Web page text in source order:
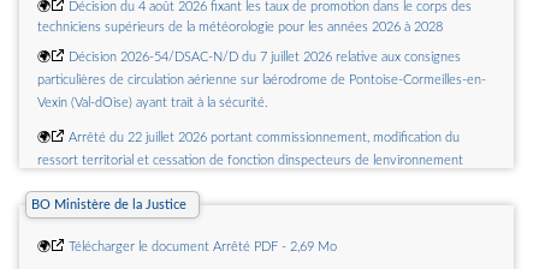
🌍
Circulaire relative à lutilisation de la plateforme de participation citoyenne
🌍
Décision du 4 août 2026 fixant les taux de promotion dans le corps des
techniciens supérieurs de la météorologie pour les années 2026 à 2028
🌍
Décision 2026-54/DSAC-N/D du 7 juillet 2026 relative aux consignes
particulières de circulation aérienne sur laérodrome de Pontoise-Cormeilles-en-
Vexin (Val-dOise) ayant trait à la sécurité.
🌍
Arrêté du 22 juillet 2026 portant commissionnement, modification du
ressort territorial et cessation de fonction dinspecteurs de lenvironnement
de lenvironnement mentionnées au 2° du II de larticle L. 172-1 du code de
lenvironnement.
🌍
Instruction du 3 août 2026 à destination des Préfets de départements
BO Ministère de la Justice
🌍 Télécharger le document Arrêté PDF - 2,69 Mo